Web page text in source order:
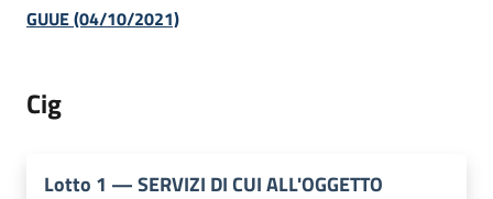
GUUE (04/10/2021)
Cig
Lotto 1 —SERVIZI DI CUI ALL'OGGETTO